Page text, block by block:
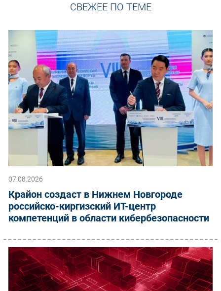
СВЕЖЕЕ ПО ТЕМЕ
07.08.2026
Крайон создаст в Нижнем Новгороде
российско-киргизский ИТ-центр
компетенций в области кибербезопасности